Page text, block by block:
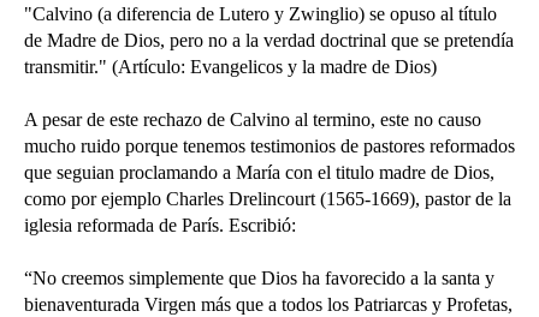
"Calvino (a diferencia de Lutero y Zwinglio) se opuso al título
de Madre de Dios, pero no a la verdad doctrinal que se pretendía
transmitir." (Artículo: Evangelicos y la madre de Dios)
A pesar de este rechazo de Calvino al termino, este no causo
mucho ruido porque tenemos testimonios de pastores reformados
que seguian proclamando a María con el titulo madre de Dios,
como por ejemplo Charles Drelincourt (1565-1669), pastor de la
iglesia reformada de París. Escribió:
“No creemos simplemente que Dios ha favorecido a la santa y
bienaventurada Virgen más que a todos los Patriarcas y Profetas,